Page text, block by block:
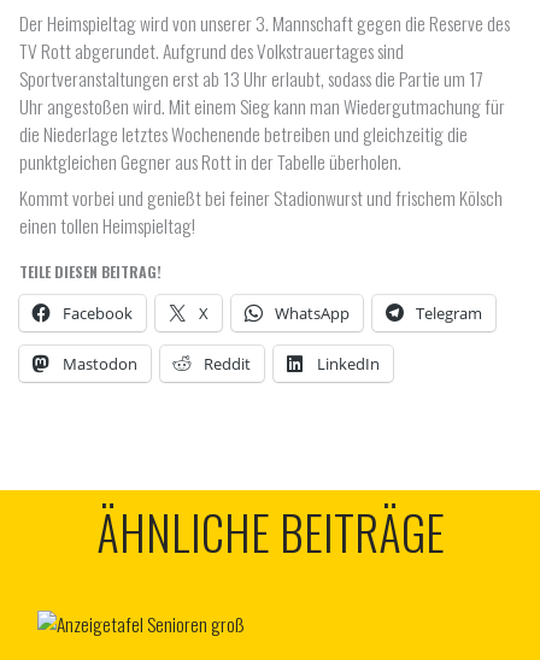
Der Heimspieltag wird von unserer 3. Mannschaft gegen die Reserve des
TV Rott abgerundet. Aufgrund des Volkstrauertages sind
Sportveranstaltungen erst ab 13 Uhr erlaubt, sodass die Partie um 17
Uhr angestoßen wird. Mit einem Sieg kann man Wiedergutmachung für
die Niederlage letztes Wochenende betreiben und gleichzeitig die
punktgleichen Gegner aus Rott in der Tabelle überholen.
Kommt vorbei und genießt bei feiner Stadionwurst und frischem Kölsch
einen tollen Heimspieltag!
TEILE DIESEN BEITRAG!
Facebook X WhatsApp Telegram
Mastodon Reddit LinkedIn
ÄHNLICHE BEITRÄGE